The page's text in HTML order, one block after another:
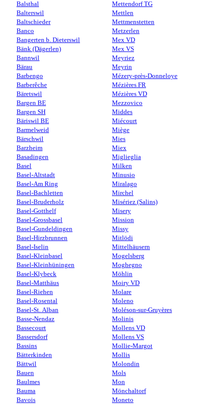
Balsthal
Balterswil
Baltschieder
Banco
Bangerten b. Dieterswil
Bänk (Dägerlen)
Bannwil
Bärau
Barbengo
Barberêche
Bäretswil
Bargen BE
Bargen SH
Bäriswil BE
Barmelweid
Bärschwil
Barzheim
Basadingen
Basel
Basel-Altstadt
Basel-Am Ring
Basel-Bachletten
Basel-Bruderholz
Basel-Gotthelf
Basel-Grossbasel
Basel-Gundeldingen
Basel-Hirzbrunnen
Basel-Iselin
Basel-Kleinbasel
Basel-Kleinhüningen
Basel-Klybeck
Basel-Matthäus
Basel-Riehen
Basel-Rosental
Basel-St. Alban
Basse-Nendaz
Bassecourt
Bassersdorf
Bassins
Bätterkinden
Bättwil
Bauen
Baulmes
Bauma
Bavois
Mettendorf TG
Mettlen
Mettmenstetten
Metzerlen
Mex VD
Mex VS
Meyriez
Meyrin
Mézery-près-Donneloye
Mézières FR
Mézières VD
Mezzovico
Middes
Miécourt
Miège
Mies
Miex
Miglieglia
Milken
Minusio
Miralago
Mirchel
Misériez (Salins)
Misery
Mission
Missy
Mitlödi
Mittelhäusern
Mogelsberg
Moghegno
Möhlin
Moiry VD
Molare
Moleno
Moléson-sur-Gruyères
Molinis
Mollens VD
Mollens VS
Mollie-Margot
Mollis
Molondin
Mols
Mon
Mönchaltorf
Moneto